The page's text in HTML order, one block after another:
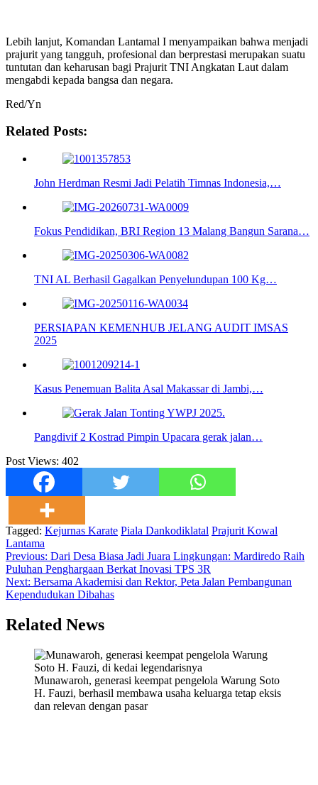
Lebih lanjut, Komandan Lantamal I menyampaikan bahwa menjadi
prajurit yang tangguh, profesional dan berprestasi merupakan suatu
tuntutan dan keharusan bagi Prajurit TNI Angkatan Laut dalam
mengabdi kepada bangsa dan negara.
Red/Yn
Related Posts:
John Herdman Resmi Jadi Pelatih Timnas Indonesia,…
Fokus Pendidikan, BRI Region 13 Malang Bangun Sarana…
TNI AL Berhasil Gagalkan Penyelundupan 100 Kg…
PERSIAPAN KEMENHUB JELANG AUDIT IMSAS
2025
Kasus Penemuan Balita Asal Makassar di Jambi,…
Pangdivif 2 Kostrad Pimpin Upacara gerak jalan…
Post Views: 402
Tagged: Kejurnas Karate Piala Dankodiklatal Prajurit Kowal
Lantama
Navigasi
pos
Previous: Dari Desa Biasa Jadi Juara Lingkungan: Mardiredo Raih
Puluhan Penghargaan Berkat Inovasi TPS 3R
Next: Bersama Akademisi dan Rektor, Peta Jalan Pembangunan
Kependudukan Dibahas
Related News
Munawaroh, generasi keempat pengelola Warung Soto
H. Fauzi, berhasil membawa usaha keluarga tetap eksis
dan relevan dengan pasar